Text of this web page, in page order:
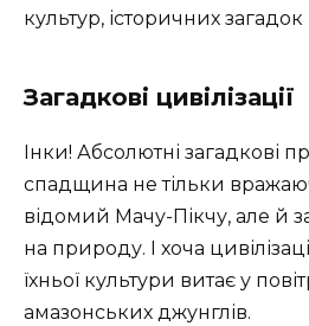
культур, історичних
Загадкові цивілізації
Інки! Абсолютні загадкові
спадщина не тільки
відомий Мачу-Пікчу, але й
на природу. І хоча
їхньої культури витає у
амазонських джунглів.